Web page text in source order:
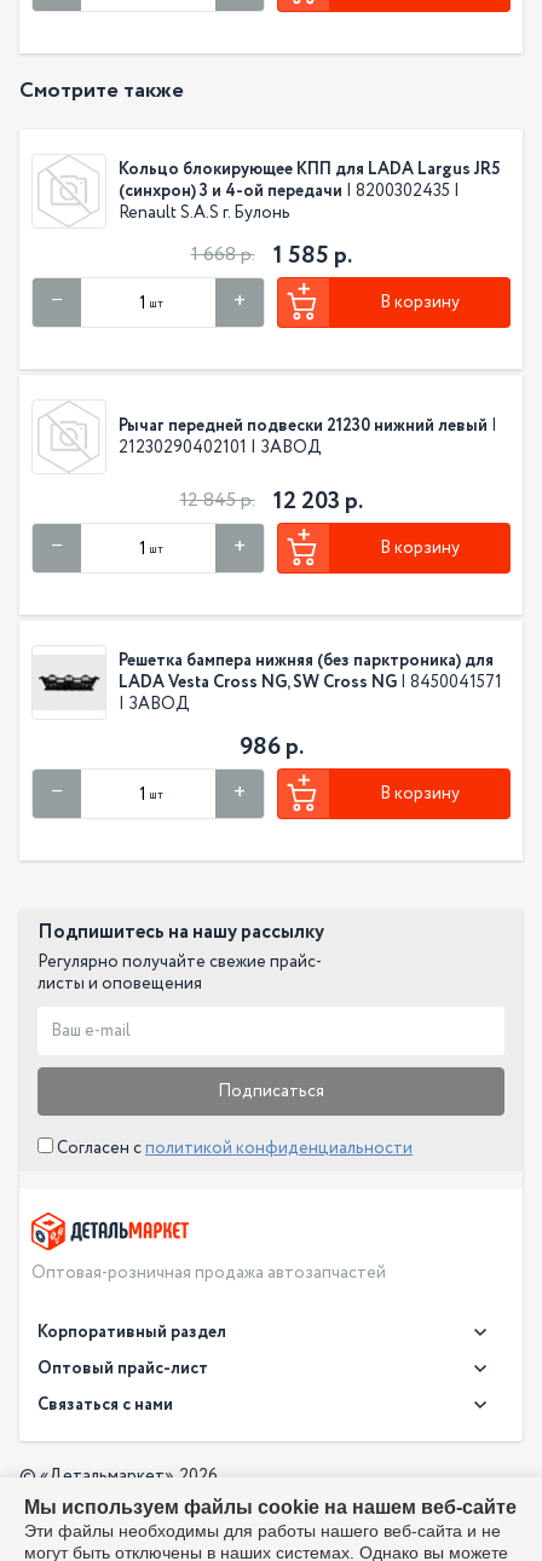
Смотрите также
Кольцо блокирующее КПП для LADA Largus JR5
(синхрон) 3 и 4-ой передачи | 8200302435 |
Renault S.A.S г. Булонь
1 668 р. 1 585 р.
шт В корзину
Рычаг передней подвески 21230 нижний левый |
21230290402101 | ЗАВОД
12 845 р. 12 203 р.
шт В корзину
Решетка бампера нижняя (без парктроника) для
LADA Vesta Cross NG, SW Cross NG | 8450041571
| ЗАВОД
986 р.
шт В корзину
Подпишитесь на нашу рассылку
Регулярно получайте свежие прайс-
листы и оповещения
Подписаться
Согласен сполитикой конфиденциальности
Оптовая-розничная продажа автозапчастей
Корпоративный раздел
Новости
О компании
Доставка
Оптовый прайс-лист
Оплата
Производители
Политика в отношении обработки персональных данных
Оптовый прайс-лист
Скачать прайс в PDF
Связаться с нами
info@detalmarket.ru
© «Детальмаркет», 2026
Разработка:
Мы используем файлы cookie на нашем веб-сайте
Эти файлы необходимы для работы нашего веб-сайта и не
могут быть отключены в наших системах. Однако вы можете